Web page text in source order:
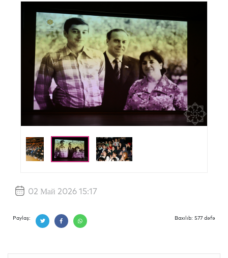
Previous
02 Май 2026 15:17
Paylaş: Baxılıb: 577 dəfə